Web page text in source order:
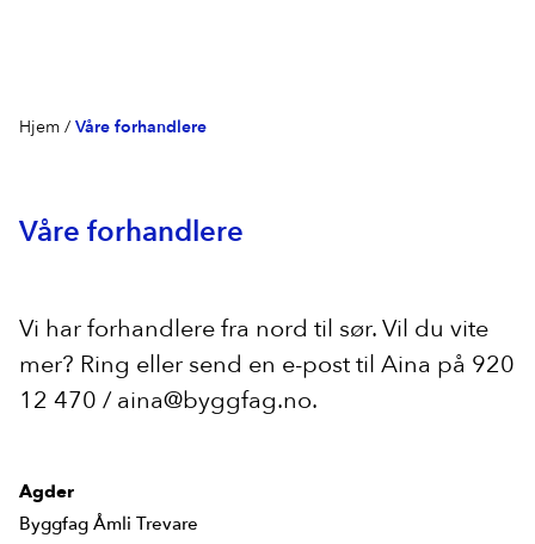
Byggfag Berlevåg Bygg
Møre og Romsdal
Byggfag Søvik
Byggfag N L Austnes
HS Rise Bygg AS
Byggfag Averøy
Byggfag Betongservice
Byggfag Bardu
Byggfag Lavangen
Trøndelag
1
Byggfag Hommelvik
Vestfold og Telemark
Hjem / Våre forhandlere
Våre forhandlere
Vi har forhandlere fra nord til sør. Vil du vite
mer? Ring eller send en e-post til Aina på 920
12 470 / aina@byggfag.no.
Agder
Byggfag Åmli Trevare